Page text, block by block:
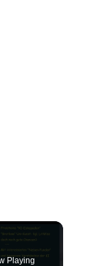
Playing